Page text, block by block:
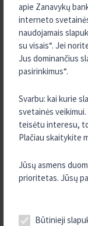
apie Zanavykų
interneto
naudojamais
su visais“. Jei
Jus dominančius
pasirinkimus“.
Svarbu: kai kurie
svetainės
teisėtu interesu,
Plačiau skaitykite
Jūsų asmens
prioritetas. Jūsų
Būtinieji
2025 m. Vasaris
2024 m. Rugsėjis
2024 m. Birželis
2024 m. Balandis
2023 m. Gruodis
2023 m. Rugpjūtis
2023 m. Vasaris
2022 m. Gruodis
2022 m.
2022 m. Kovas
2021 m. Rugsėjis